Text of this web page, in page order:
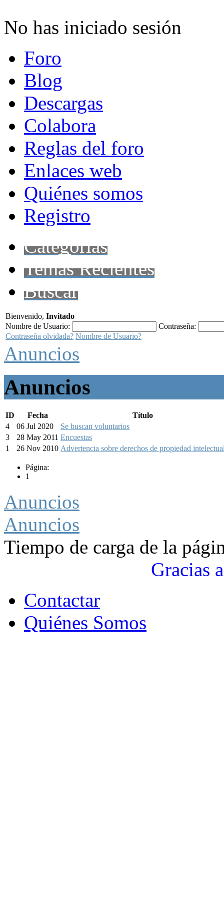
No has iniciado sesión
Foro
Blog
Descargas
Colabora
Reglas del foro
Enlaces web
Quiénes somos
Registro
Categorías
Temas Recientes
Buscar
Bienvenido, Invitado
Nombre de Usuario:
Contraseña:
Contraseña olvidada? Nombre de Usuario?
Anuncios
Anuncios
ID Fecha
Título
4
06 Jul 2020
Se buscan voluntarios
3
28 May 2011 Encuestas
1
26 Nov 2010 Advertencia sobre derechos de propiedad
Página:
1
Anuncios
Anuncios
Tiempo de carga de la
Gracias a
Contactar
Quiénes Somos